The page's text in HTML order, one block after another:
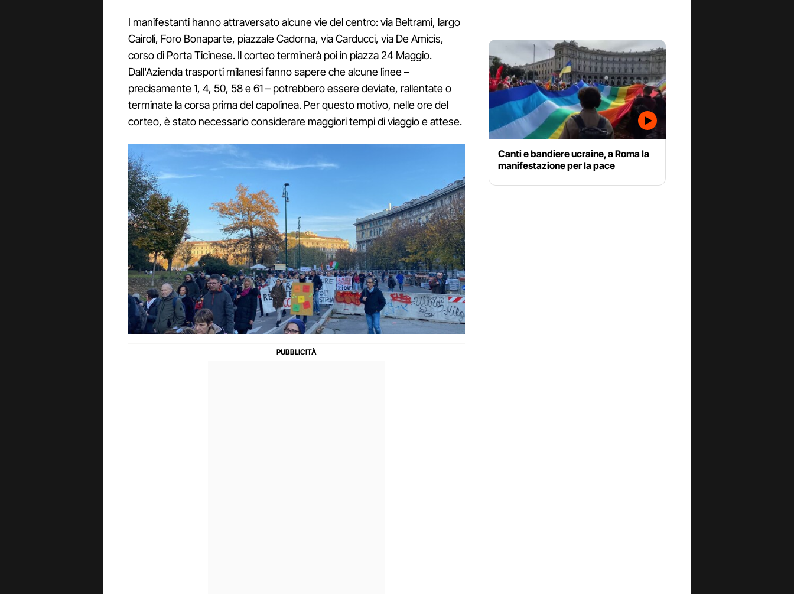
I manifestanti hanno attraversato alcune vie del centro: via Beltrami, largo
Cairoli, Foro Bonaparte, piazzale Cadorna, via Carducci, via De Amicis,
corso di Porta Ticinese. Il corteo terminerà poi in piazza 24 Maggio.
Dall'Azienda trasporti milanesi fanno sapere che alcune linee –
precisamente 1, 4, 50, 58 e 61 – potrebbero essere deviate, rallentate o
terminate la corsa prima del capolinea. Per questo motivo, nelle ore del
corteo, è stato necessario considerare maggiori tempi di viaggio e attese.
Canti e bandiere ucraine, a Roma la
manifestazione per la pace